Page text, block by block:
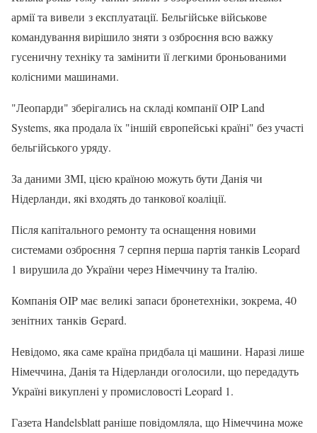
армії та вивели з експлуатації. Бельгійське військове
командування вирішило зняти з озброєння всю важку
гусеничну техніку та замінити її легкими броньованими
колісними машинами.
"Леопарди" зберігались на складі компанії OIP Land
Systems, яка продала їх "іншій європейські країні" без участі
бельгійського уряду.
За даними ЗМІ, цією країною можуть бути Данія чи
Нідерланди, які входять до танкової коаліції.
Після капітального ремонту та оснащення новими
системами озброєння 7 серпня перша партія танків Leopard
1 вирушила до України через Німеччину та Італію.
Компанія OIP має великі запаси бронетехніки, зокрема, 40
зенітних танків Gepard.
Невідомо, яка саме країна придбала ці машини. Наразі лише
Німеччина, Данія та Нідерланди оголосили, що передадуть
Україні викуплені у промисловості Leopard 1.
Газета Handelsblatt раніше повідомляла, що Німеччина може